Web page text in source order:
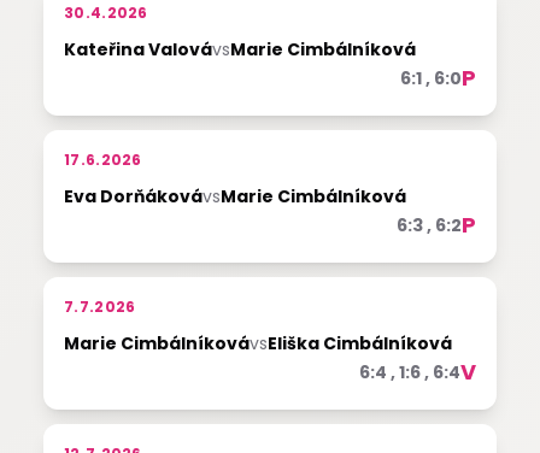
30.4.2026
Kateřina ValovávsMarie Cimbálníková
6:1 , 6:0P
17.6.2026
Eva DorňákovávsMarie Cimbálníková
6:3 , 6:2P
7.7.2026
Marie CimbálníkovávsEliška Cimbálníková
6:4 , 1:6 , 6:4V